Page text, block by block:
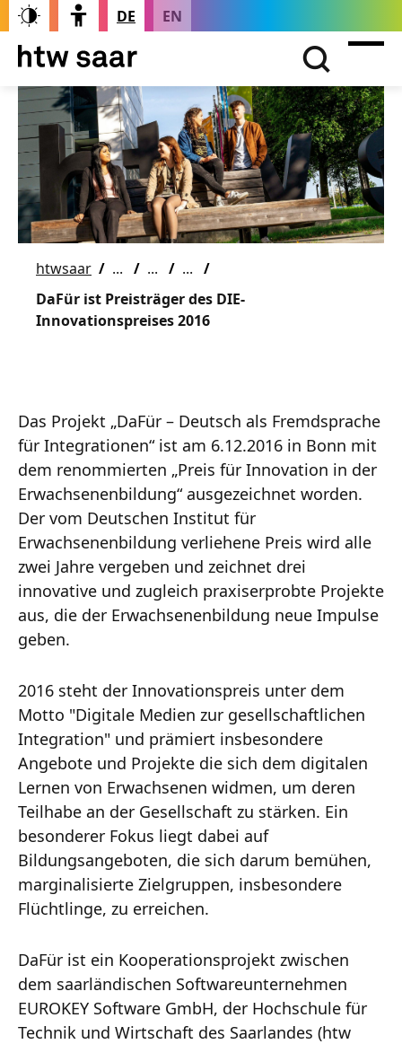
DE EN
htwsaar
DaFür ist Preisträger des DIE-
Innovationspreises 2016
Das Projekt „DaFür – Deutsch als Fremdsprache
für Integrationen“ ist am 6.12.2016 in Bonn mit
dem renommierten „Preis für Innovation in der
Erwachsenenbildung“ ausgezeichnet worden.
Der vom Deutschen Institut für
Erwachsenenbildung verliehene Preis wird alle
zwei Jahre vergeben und zeichnet drei
innovative und zugleich praxiserprobte Projekte
aus, die der Erwachsenenbildung neue Impulse
geben.
2016 steht der Innovationspreis unter dem
Motto "Digitale Medien zur gesellschaftlichen
Integration" und prämiert insbesondere
Angebote und Projekte die sich dem digitalen
Lernen von Erwachsenen widmen, um deren
Teilhabe an der Gesellschaft zu stärken. Ein
besonderer Fokus liegt dabei auf
Bildungsangeboten, die sich darum bemühen,
marginalisierte Zielgruppen, insbesondere
Flüchtlinge, zu erreichen.
DaFür ist ein Kooperationsprojekt zwischen
dem saarländischen Softwareunternehmen
EUROKEY Software GmbH, der Hochschule für
Technik und Wirtschaft des Saarlandes (htw